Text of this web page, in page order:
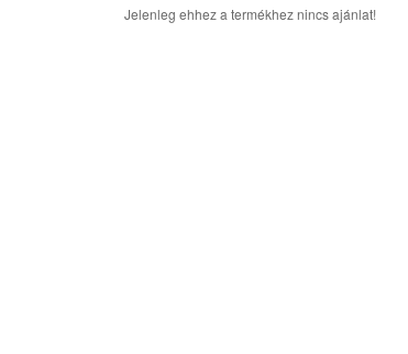
Jelenleg ehhez a termékhez nincs ajánlat!